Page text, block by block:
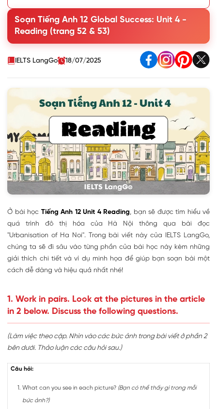
below. Discuss the following questions.
2. Read the article. Choose the correct meanings of the
highlighted words.
3. Read the article again. Put the main ideas in the order
4. Read the article again and complete the table using no
Soạn Tiếng Anh 12 Global Success: Unit 4 -
Reading (trang 52 & 53)
IELTS LangGo 18/07/2025
Ở bài học Tiếng Anh 12 Unit 4 Reading, bạn sẽ được tìm hiểu về
quá trình đô thị hóa của Hà Nội thông qua bài đọc
"Urbanisation of Ha Noi". Trong bài viết này của IELTS LangGo,
chúng ta sẽ đi sâu vào từng phần của bài học này kèm những
giải thích chi tiết và ví dụ minh họa để giúp bạn soạn bài một
cách dễ dàng và hiệu quả nhất nhé!
1. Work in pairs. Look at the pictures in the article
in 2 below. Discuss the following questions.
(Làm việc theo cặp. Nhìn vào các bức ảnh trong bài viết ở phần 2
bên dưới. Thảo luận các câu hỏi sau.)
Câu hỏi:
What can you see in each picture? (Bạn có thể thấy gì trong mỗi
bức ảnh?)